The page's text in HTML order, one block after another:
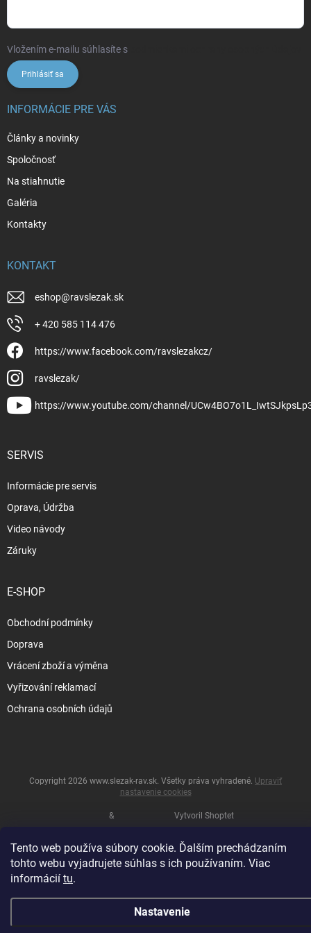
Tento web používa súbory cookie. Ďalším prechádzaním
tohto webu vyjadrujete súhlas s ich používaním. Viac
informácií tu.
Nastavenie
Vložením e-mailu súhlasíte s
Prihlásiť sa
INFORMÁCIE PRE VÁS
Články a novinky
Spoločnosť
Na stiahnutie
Galéria
Kontakty
KONTAKT
eshop@ravslezak.sk
+ 420 585 114 476
https://www.facebook.com/ravslezakcz/
ravslezak/
https://www.youtube.com/channel/
SERVIS
Informácie pre servis
Oprava, Údržba
Video návody
Záruky
E-SHOP
Obchodní podmínky
Doprava
Vrácení zboží a výměna
Vyřizování reklamací
Ochrana osobních údajů
& Vytvoril Shoptet
Copyright 2026 www.slezak-rav.sk. Všetky práva vyhradené. Upraviť
nastavenie cookies